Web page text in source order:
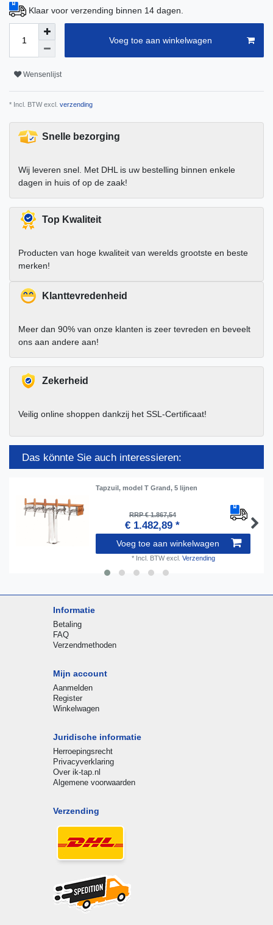
Klaar voor verzending binnen 14 dagen.
Voeg toe aan winkelwagen
Wensenlijst
* Incl. BTW excl. verzending
Snelle bezorging
Wij leveren snel. Met DHL is uw bestelling binnen enkele
dagen in huis of op de zaak!
Top Kwaliteit
Producten van hoge kwaliteit van werelds grootste en beste
merken!
Klanttevredenheid
Meer dan 90% van onze klanten is zeer tevreden en beveelt
ons aan andere aan!
Zekerheid
Veilig online shoppen dankzij het SSL-Certificaat!
Das könnte Sie auch interessieren:
Tapzuil, model T Grand, 5 lijnen
RRP € 1.867,54
€ 1.482,89 *
Voeg toe aan winkelwagen
* Incl. BTWexcl. Verzending
Informatie
Betaling
FAQ
Verzendmethoden
Mijn account
Aanmelden
Register
Winkelwagen
Juridische informatie
Herroepingsrecht
Privacyverklaring
Over ik-tap.nl
Algemene voorwaarden
Verzending